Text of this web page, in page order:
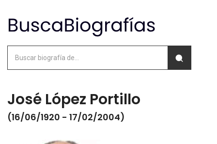
José López Portillo
(16/06/1920 - 17/02/2004)